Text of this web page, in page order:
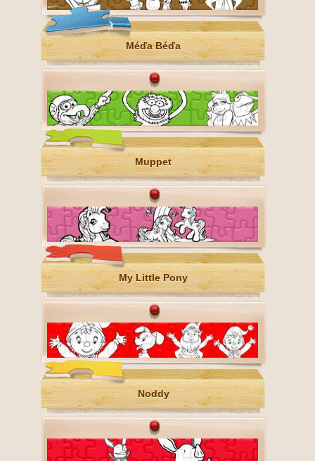
Méďa Béďa
Muppet
My Little Pony
Noddy